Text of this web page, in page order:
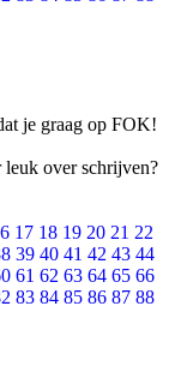
je graag op FOK!
over schrijven?
17 18 19 20 21 22
39 40 41 42 43 44
61 62 63 64 65 66
83 84 85 86 87 88